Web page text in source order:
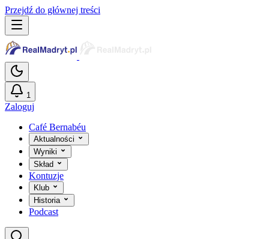
Przejdź do głównej treści
1
Zaloguj
Café Bernabéu
Aktualności
Wyniki
Skład
Kontuzje
Klub
Historia
Podcast